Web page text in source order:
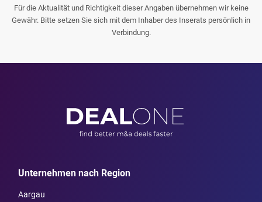
Für die Aktualität und Richtigkeit dieser Angaben übernehmen wir keine
Gewähr. Bitte setzen Sie sich mit dem Inhaber des Inserats persönlich in
Verbindung.
Unternehmen nach Region
Aargau